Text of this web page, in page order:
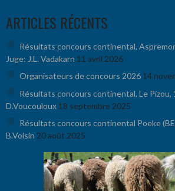
auARTICLES RÉCENTS
Résultats concours continental,
Juge: J.L. Vadakarn 11 avril 2026
Organisateurs de concours 2026 14
Résultats concours continental, Le Pizou,
D.Voucouloux 18 septembre 2025
Résultats concours continental Poeke
B.Voisin 20 août 2025